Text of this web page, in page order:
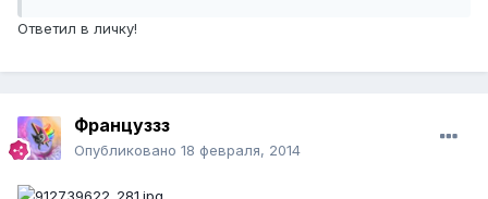
Ответил в личку!
Француззз
Опубликовано 18 февраля, 2014